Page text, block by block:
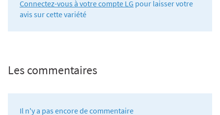
Connectez-vous à votre compte LG pour laisser votre
avis sur cette variété
Les commentaires
Il n'y a pas encore de commentaire